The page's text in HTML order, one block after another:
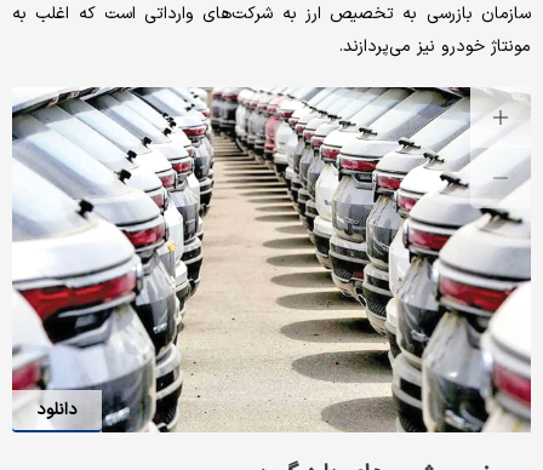
سازمان بازرسی به تخصیص ارز به شرکت‌های وارداتی است که اغلب به
مونتاژ خودرو نیز می‌پردازند.
دانلود